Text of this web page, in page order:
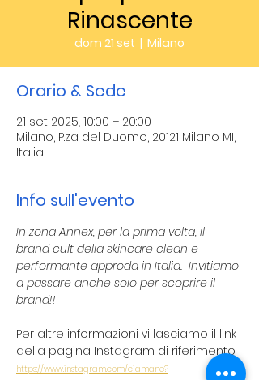
Rinascente
dom 21 set
  |
Milano
Orario & Sede
21 set 2025, 10:00 – 20:00
Milano, P.za del Duomo, 20121 Milano MI,
Italia
Info sull'evento
In zona Annex, per la prima volta, il
brand cult della skincare clean e
performante approda in Italia.  Invitiamo
a passare anche solo per scoprire il
brand!!
Per altre informazioni vi lasciamo il link
della pagina Instagram di riferimento:
https://www.instagram.com/ciamane?